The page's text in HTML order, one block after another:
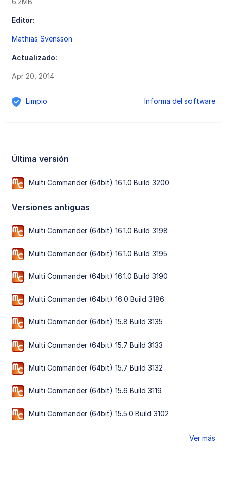
Editor:
Mathias Svensson
Actualizado:
Apr 20, 2014
Limpio Informa del software
Última versión
Multi Commander (64bit) 16.1.0 Build 3200
Versiones antiguas
Multi Commander (64bit) 16.1.0 Build 3198
Multi Commander (64bit) 16.1.0 Build 3195
Multi Commander (64bit) 16.1.0 Build 3190
Multi Commander (64bit) 16.0 Build 3186
Multi Commander (64bit) 15.8 Build 3135
Multi Commander (64bit) 15.7 Build 3133
Multi Commander (64bit) 15.7 Build 3132
Multi Commander (64bit) 15.6 Build 3119
Multi Commander (64bit) 15.5.0 Build 3102
Ver más